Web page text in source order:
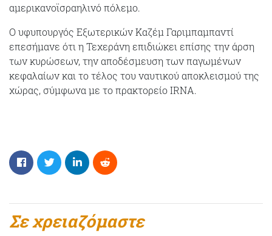
αμερικανοϊσραηλινό πόλεμο.
Ο υφυπουργός Εξωτερικών Καζέμ Γαριμπαμπαντί
επεσήμανε ότι η Τεχεράνη επιδιώκει επίσης την άρση
των κυρώσεων, την αποδέσμευση των παγωμένων
κεφαλαίων και το τέλος του ναυτικού αποκλεισμού της
χώρας, σύμφωνα με το πρακτορείο IRNA.
Σε χρειαζόμαστε